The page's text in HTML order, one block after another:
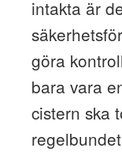
intakta är
göra
bara vara
cistern ska